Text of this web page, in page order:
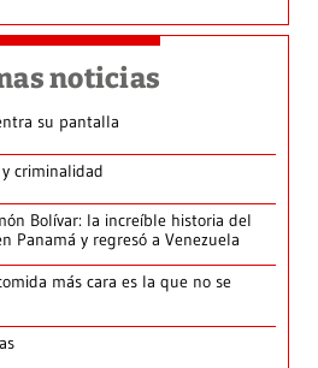
noticias
su pantalla​
criminalidad
Bolívar: la increíble historia del
Panamá y regresó a Venezuela
más cara es la que no se